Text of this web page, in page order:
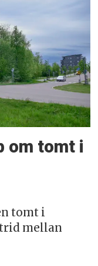
om tomt i
tomt i
mellan